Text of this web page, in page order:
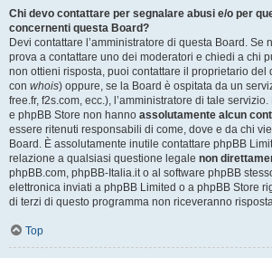
Chi devo contattare per segnalare abusi e/o per
concernenti questa Board?
Devi contattare l’amministratore di questa Board. Se
prova a contattare uno dei moderatori e chiedi a chi
non ottieni risposta, puoi contattare il proprietario del
con whois) oppure, se la Board è ospitata da un
free.fr, f2s.com, ecc.), l’amministratore di tale
e phpBB Store non hanno assolutamente alcun
essere ritenuti responsabili di come, dove e da chi
Board. È assolutamente inutile contattare phpBB
relazione a qualsiasi questione legale non
phpBB.com, phpBB-Italia.it o al software phpBB
elettronica inviati a phpBB Limited o a phpBB Store
di terzi di questo programma non riceveranno risposta.
Top